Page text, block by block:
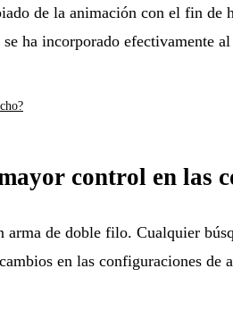
de la animación con el fin
ha incorporado efectivamente
control en las
arma de doble filo. Cualquier
en las configuraciones de